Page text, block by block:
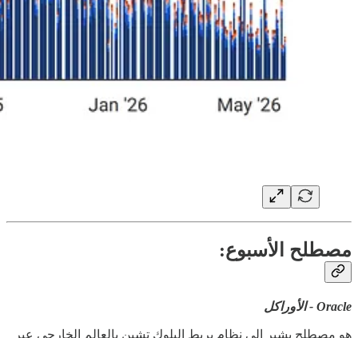
مصطلح الأسبوع:
Oracle - الأوراكل
هو مصطلح يشير إلى نظام يربط البلوك تشين بالعالم الخارجي عبر